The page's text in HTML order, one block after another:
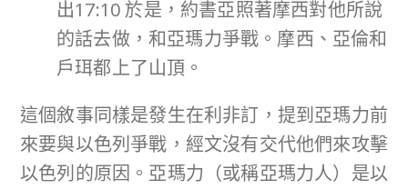
出17:10 於是，約書亞照著摩西對他所說
的話去做，和亞瑪力爭戰。摩西、亞倫和
戶珥都上了山頂。
這個敘事同樣是發生在利非訂，提到亞瑪力前
來要與以色列爭戰，經文沒有交代他們來攻擊
以色列的原因。亞瑪力（或稱亞瑪力人）是以